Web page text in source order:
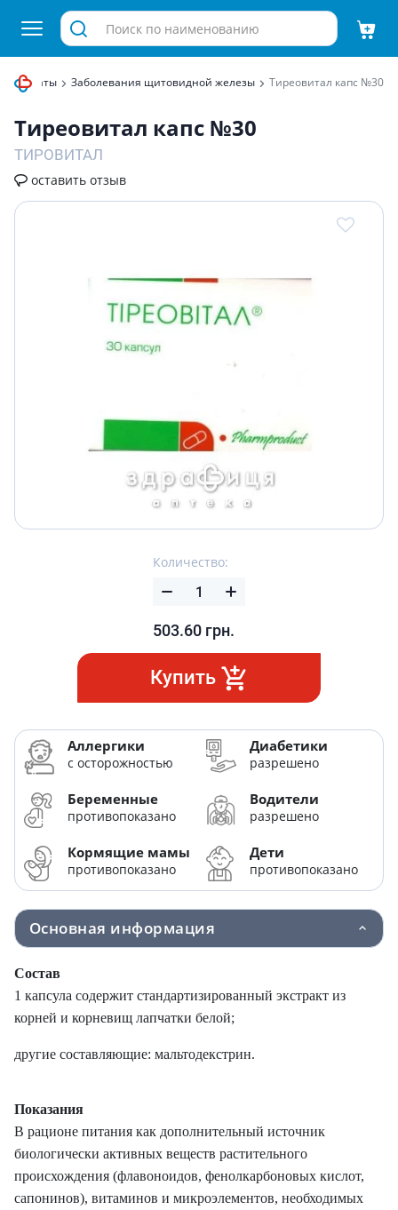
Заболевания щитовидной железы Тиреовитал капс №30
Тиреовитал капс №30
ТИРОВИТАЛ
оставить отзыв
Количество:
503.60 грн.
Купить
Аллергики
с осторожностью
Диабетики
разрешено
Беременные
противопоказано
Водители
разрешено
Кормящие мамы
противопоказано
Дети
противопоказано
Основная информация
Состав
1 капсула содержит стандартизированный экстракт из
корней и корневищ лапчатки белой;
другие составляющие: мальтодекстрин.
Показания
В рационе питания как дополнительный источник
биологически активных веществ растительного
происхождения (флавоноидов, фенолкарбоновых кислот,
сапонинов), витаминов и микроэлементов, необходимых